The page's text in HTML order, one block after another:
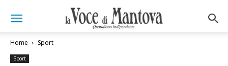
Home Sport
Sport